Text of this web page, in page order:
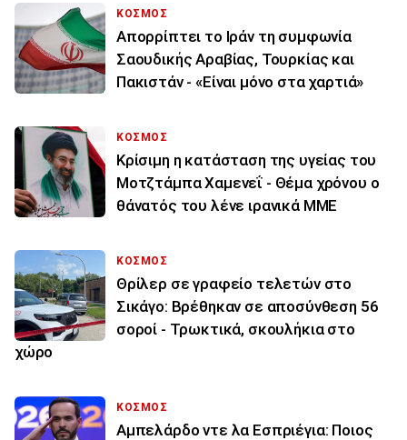
ΚΟΣΜΟΣ
Απορρίπτει το Ιράν τη συμφωνία
Σαουδικής Αραβίας, Τουρκίας και
Πακιστάν - «Είναι μόνο στα χαρτιά»
ΚΟΣΜΟΣ
Κρίσιμη η κατάσταση της υγείας του
Μοτζτάμπα Χαμενεΐ - Θέμα χρόνου ο
θάνατός του λένε ιρανικά ΜΜΕ
ΚΟΣΜΟΣ
Θρίλερ σε γραφείο τελετών στο
Σικάγο: Βρέθηκαν σε αποσύνθεση 56
σοροί - Τρωκτικά, σκουλήκια στο
χώρο
ΚΟΣΜΟΣ
Αμπελάρδο ντε λα Εσπριέγια: Ποιος